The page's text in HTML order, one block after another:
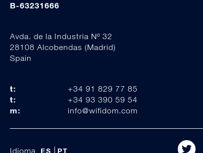
B-63231666
Avda. de la Industria Nº 32
28108 Alcobendas (Madrid)
Spain
t: +34 91 829 77 85
t: +34 93 390 59 54
m: info@wifidom.com
Idioma ES PT